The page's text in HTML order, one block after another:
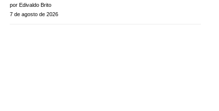
por Edivaldo Brito
7 de agosto de 2026